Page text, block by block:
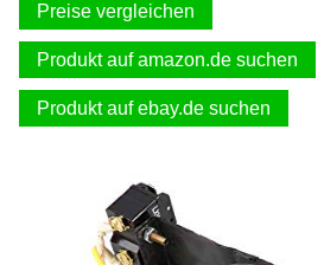
Preise vergleichen
Produkt auf amazon.de suchen
Produkt auf ebay.de suchen